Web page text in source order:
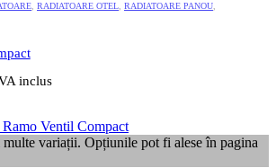
RADIATOARE OTEL RADIATOARE PANOU
inclus
multe variații. Opțiunile pot fi alese în pagina